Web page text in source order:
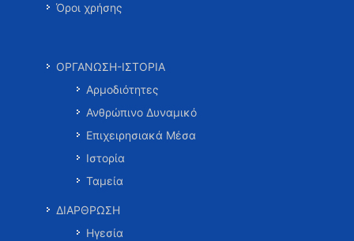
Όροι χρήσης
ΟΡΓΑΝΩΣΗ-ΙΣΤΟΡΙΑ
Αρμοδιότητες
Ανθρώπινο Δυναμικό
Επιχειρησιακά Μέσα
Ιστορία
Ταμεία
ΔΙΑΡΘΡΩΣΗ
Ηγεσία